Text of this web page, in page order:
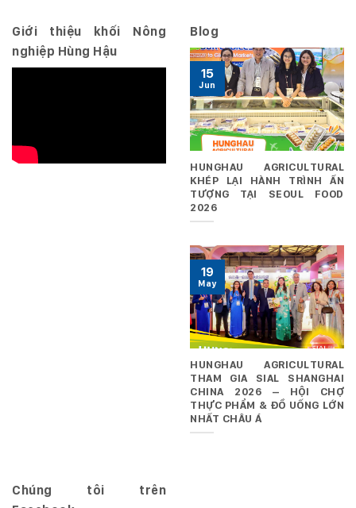
Giới thiệu khối Nông
nghiệp Hùng Hậu
Blog
HUNGHAU AGRICULTURAL
KHÉP LẠI HÀNH TRÌNH ẤN
TƯỢNG TẠI SEOUL FOOD
2026
15
Jun
HUNGHAU AGRICULTURAL
THAM GIA SIAL SHANGHAI
CHINA 2026 – HỘI CHỢ
THỰC PHẨM & ĐỒ UỐNG LỚN
NHẤT CHÂU Á
19
May
Chúng tôi trên